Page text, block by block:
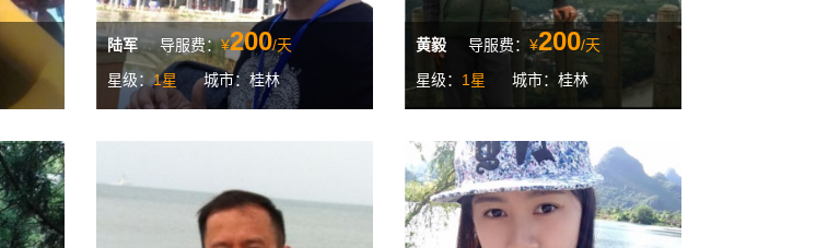
陆军 导服费：¥200/天
星级： 1星 城市：桂林
黄毅 导服费： ¥200/天
星级： 1星 城市：桂林